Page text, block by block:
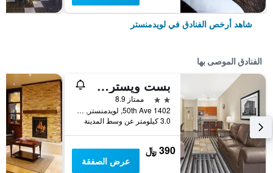
شاهد أرخص الفنادق في لويدمنستر
الفنادق الموصى بها
بست ويسترن بلس ميريديان هوتيل
2 نجمتين
ممتاز 8.9
1402 50th Ave, لويدمنستر, SK, كندا
3.0 كيلومتر عن وسط المدينة
390 ﷼
عرض الصفقة